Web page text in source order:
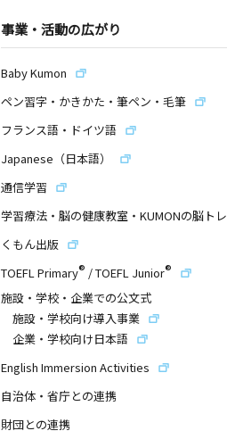
事業・活動の広がり
Baby Kumon
ペン習字・かきかた・筆ペン・毛筆
フランス語・ドイツ語
Japanese（日本語）
通信学習
学習療法・脳の健康教室・KUMONの脳トレ
くもん出版
TOEFL Primary® /TOEFL Junior®
施設・学校・企業での公文式
施設・学校向け導入事業
企業・学校向け日本語
English Immersion Activities
自治体・省庁との連携
財団との連携